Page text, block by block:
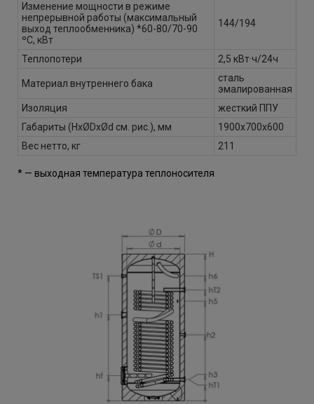
Изменение мощности в режиме
непрерывной работы (максимальный
выход теплообменника) *60-80/70-90
ºС, кВт
144/194
Теплопотери 2,5 кВт·ч/24ч
Материал внутреннего бака
сталь
эмалированная
Изоляция
жесткий ППУ
Габариты (HxØDxØd см. рис.), мм
1900х700х600
Вес нетто, кг
211
* — выходная температура теплоносителя